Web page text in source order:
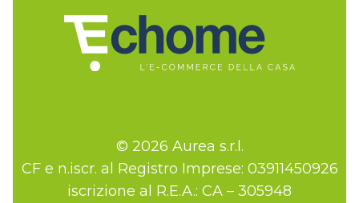
© 2026 Aurea s.r.l.
CF e n.iscr. al Registro Imprese: 03911450926
iscrizione al R.E.A.: CA – 305948